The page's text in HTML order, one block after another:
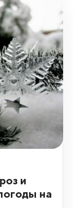
и
на